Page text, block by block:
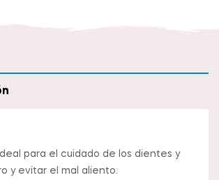
para el cuidado de los dientes y
y evitar el mal aliento.